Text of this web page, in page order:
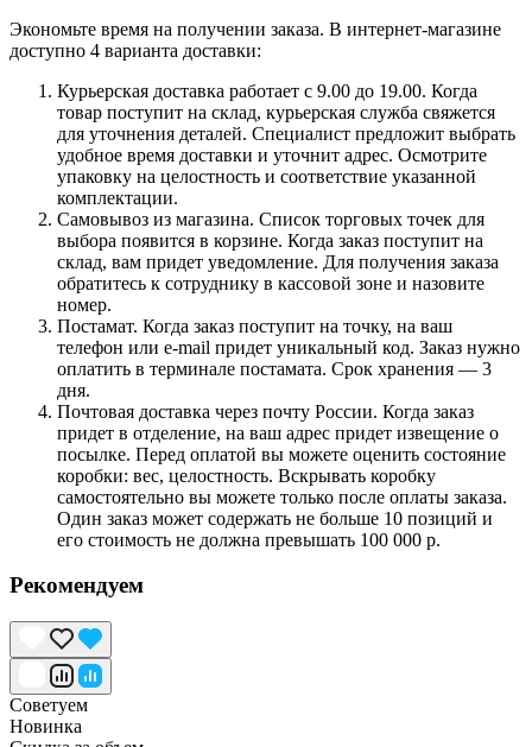
Экономьте время на получении заказа. В интернет-магазине
доступно 4 варианта доставки:
Курьерская доставка работает с 9.00 до 19.00. Когда
товар поступит на склад, курьерская служба свяжется
для уточнения деталей. Специалист предложит выбрать
удобное время доставки и уточнит адрес. Осмотрите
упаковку на целостность и соответствие указанной
комплектации.
Самовывоз из магазина. Список торговых точек для
выбора появится в корзине. Когда заказ поступит на
склад, вам придет уведомление. Для получения заказа
обратитесь к сотруднику в кассовой зоне и назовите
номер.
Постамат. Когда заказ поступит на точку, на ваш
телефон или e-mail придет уникальный код. Заказ нужно
оплатить в терминале постамата. Срок хранения — 3
дня.
Почтовая доставка через почту России. Когда заказ
придет в отделение, на ваш адрес придет извещение о
посылке. Перед оплатой вы можете оценить состояние
коробки: вес, целостность. Вскрывать коробку
самостоятельно вы можете только после оплаты заказа.
Один заказ может содержать не больше 10 позиций и
его стоимость не должна превышать 100 000 р.
Рекомендуем
Советуем
Новинка